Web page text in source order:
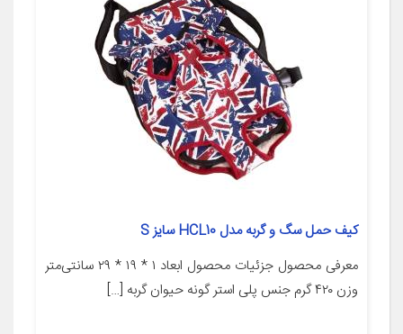
کیف حمل سگ و گربه مدل HCL10 سایز S
معرفی محصول جزئیات محصول ابعاد ۱ * ۱۹ * ۲۹ سانتی‌متر
وزن ۴۲۰ گرم جنس پلی استر گونه حیوان گربه […]